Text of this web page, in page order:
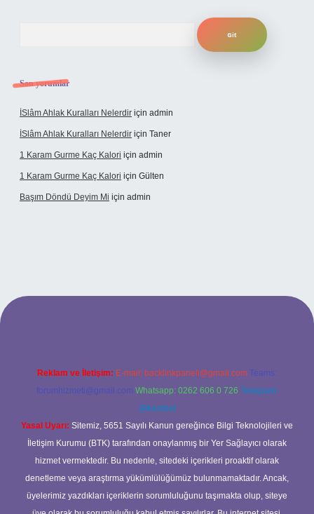
Son yorumlar
İSlâm Ahlak Kuralları Nelerdir için admin
İSlâm Ahlak Kuralları Nelerdir için Taner
1 Karam Gurme Kaç Kalori için admin
1 Karam Gurme Kaç Kalori için Gülten
Başım Döndü Deyim Mi için admin
Reklam ve İletişim: E-mail: backlinkpaneli@gmail.com Teams:
forumhizmeti@gmail.com Whatsapp: 0262 606 0 726 Telegram:
@karabul
Yasal Uyarı: Sitemiz, 5651 Sayılı Kanun gereğince Bilgi Teknolojileri ve
İletişim Kurumu (BTK) tarafından onaylanmış bir Yer Sağlayıcı olarak
hizmet vermektedir. Bu nedenle, sitedeki içerikleri proaktif olarak
denetleme veya araştırma yükümlülüğümüz bulunmamaktadır. Ancak,
üyelerimiz yazdıkları içeriklerin sorumluluğunu taşımakta olup, siteye